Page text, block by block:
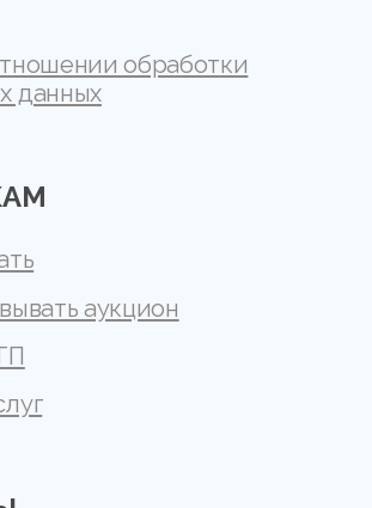
обработки
данных
аукцион